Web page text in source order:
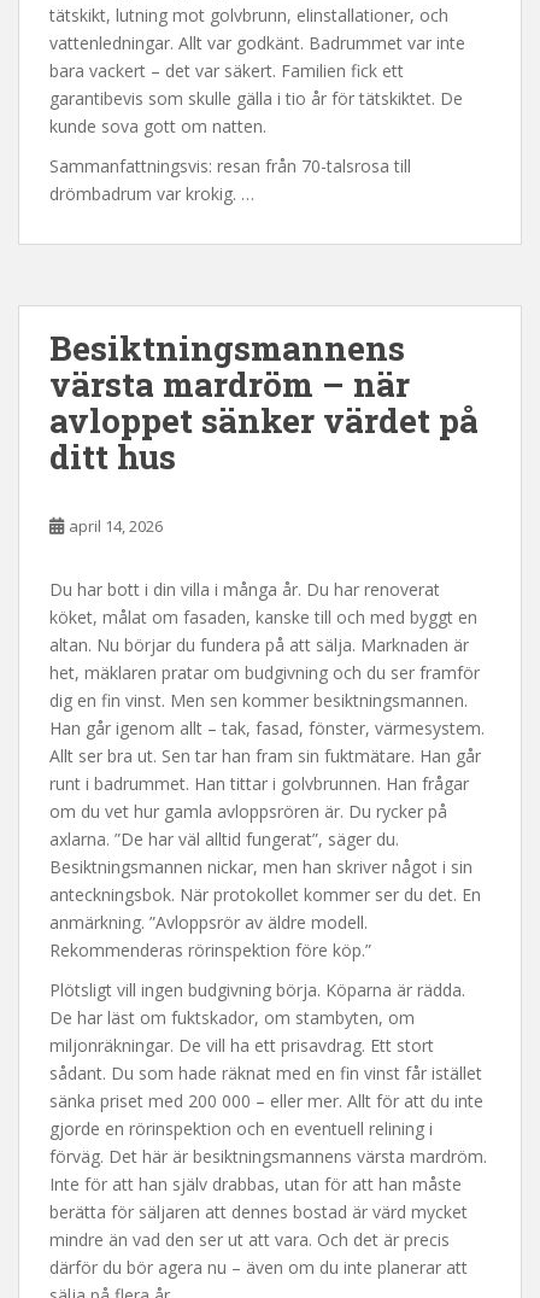
tätskikt, lutning mot golvbrunn, elinstallationer, och
vattenledningar. Allt var godkänt. Badrummet var inte
bara vackert – det var säkert. Familien fick ett
garantibevis som skulle gälla i tio år för tätskiktet. De
kunde sova gott om natten.
Sammanfattningsvis: resan från 70-talsrosa till
drömbadrum var krokig. …
Besiktningsmannens
värsta mardröm – när
avloppet sänker värdet på
ditt hus
april 14, 2026
Du har bott i din villa i många år. Du har renoverat
köket, målat om fasaden, kanske till och med byggt en
altan. Nu börjar du fundera på att sälja. Marknaden är
het, mäklaren pratar om budgivning och du ser framför
dig en fin vinst. Men sen kommer besiktningsmannen.
Han går igenom allt – tak, fasad, fönster, värmesystem.
Allt ser bra ut. Sen tar han fram sin fuktmätare. Han går
runt i badrummet. Han tittar i golvbrunnen. Han frågar
om du vet hur gamla avloppsrören är. Du rycker på
axlarna. ”De har väl alltid fungerat”, säger du.
Besiktningsmannen nickar, men han skriver något i sin
anteckningsbok. När protokollet kommer ser du det. En
anmärkning. ”Avloppsrör av äldre modell.
Rekommenderas rörinspektion före köp.”
Plötsligt vill ingen budgivning börja. Köparna är rädda.
De har läst om fuktskador, om stambyten, om
miljonräkningar. De vill ha ett prisavdrag. Ett stort
sådant. Du som hade räknat med en fin vinst får istället
sänka priset med 200 000 – eller mer. Allt för att du inte
gjorde en rörinspektion och en eventuell relining i
förväg. Det här är besiktningsmannens värsta mardröm.
Inte för att han själv drabbas, utan för att han måste
berätta för säljaren att dennes bostad är värd mycket
mindre än vad den ser ut att vara. Och det är precis
därför du bör agera nu – även om du inte planerar att